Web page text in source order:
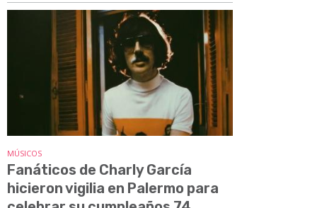
MÚSICOS
Fanáticos de Charly García
hicieron vigilia en Palermo para